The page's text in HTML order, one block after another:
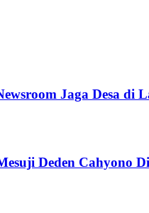
Jaga Desa di
Deden Cahyono